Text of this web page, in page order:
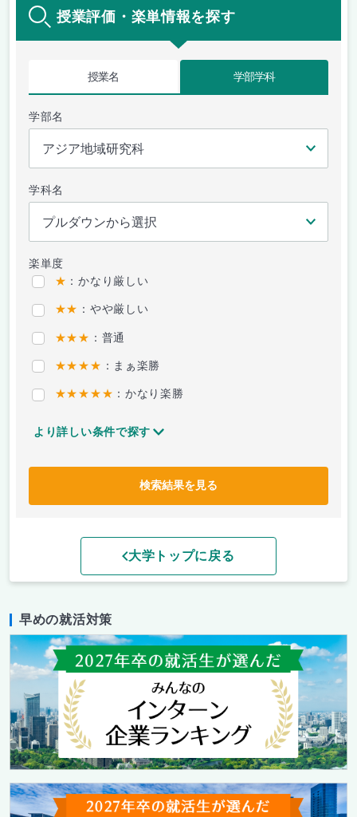
授業評価・楽単情報を探す
授業名 学部学科
学部名
学科名
楽単度
★ ：かなり厳しい
★★ ：やや厳しい
★★★ ：普通
★★★★ ：まぁ楽勝
★★★★★ ：かなり楽勝
より詳しい条件で探す
検索結果を見る
大学トップに戻る
早めの就活対策